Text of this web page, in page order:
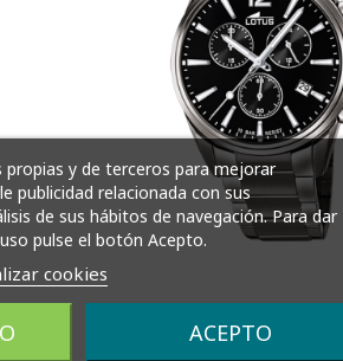
Reloj Lotus Hombre
Cronógrafo
y de terceros para mejorar
publicidad relacionada con sus
de sus hábitos de navegación. Para dar
pulse el botón Acepto.
cookies
ACEPTO